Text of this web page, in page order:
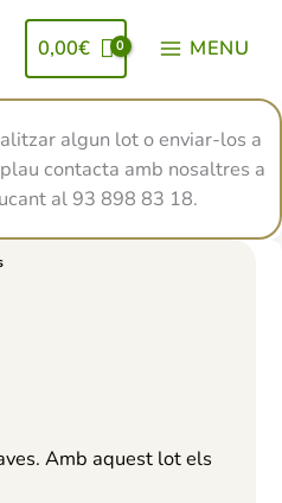
0,00€ MENU
algun lot o enviar-los a
contacta amb nosaltres a
al 93 898 83 18.
Amb aquest lot els